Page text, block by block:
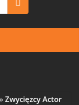
» Zwycięzcy Actor